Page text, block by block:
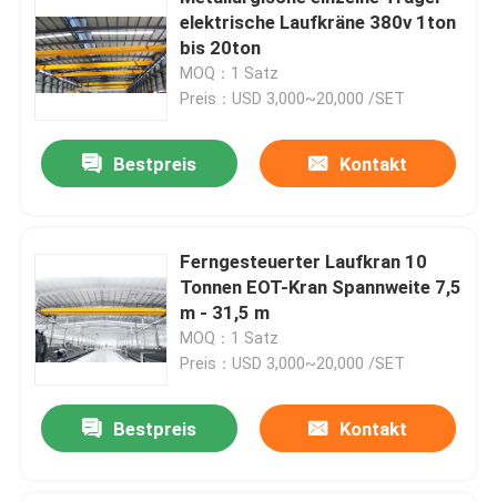
elektrische Laufkräne 380v 1ton
bis 20ton
MOQ：1 Satz
Preis：USD 3,000~20,000 /SET
Bestpreis Kontakt
Ferngesteuerter Laufkran 10
Tonnen EOT-Kran Spannweite 7,5
m - 31,5 m
MOQ：1 Satz
Preis：USD 3,000~20,000 /SET
Bestpreis Kontakt